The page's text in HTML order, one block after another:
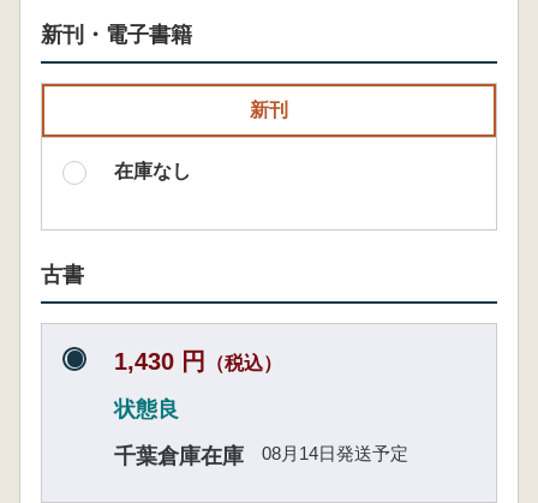
新刊・電子書籍
新刊
在庫なし
古書
1,430 円 （税込）
状態良
千葉倉庫在庫
08月14日発送予定